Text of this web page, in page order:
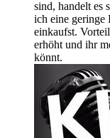
sind, handelt es
ich eine geringe
einkaufst.
erhöht und ihr
könnt.